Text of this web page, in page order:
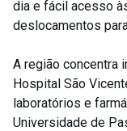
dia e fácil acesso
deslocamentos
A região concentra
Hospital São
laboratórios e
Universidade de